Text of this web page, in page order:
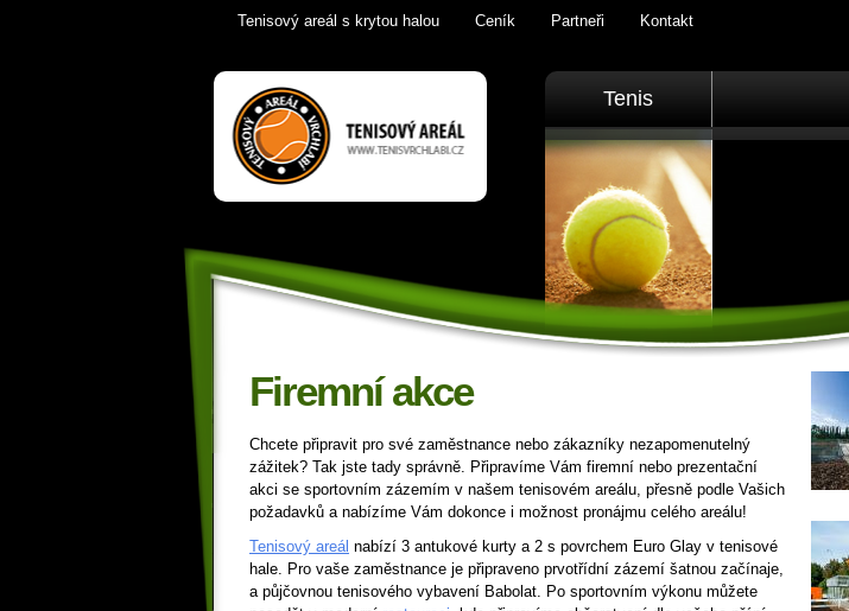
Tenisový areál s krytou halou Ceník Partneři Kontakt
Firemní akce |
Tenis Vrchlabí
golfový trenažér,
sauna,
Vrchlabí
Tenis
Firemní akce
Chcete připravit pro své zaměstnance nebo zákazníky nezapomenutelný
zážitek? Tak jste tady správně. Připravíme Vám firemní nebo prezentační
akci se sportovním zázemím v našem tenisovém areálu, přesně podle Vašich
požadavků a nabízíme Vám dokonce i možnost pronájmu celého areálu!
Tenisový areál nabízí 3 antukové kurty a 2 s povrchem Euro Glay v tenisové
hale. Pro vaše zaměstnance je připraveno prvotřídní zázemí šatnou začínaje,
a půjčovnou tenisového vybavení Babolat. Po sportovním výkonu můžete